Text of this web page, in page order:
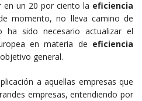
en un 20 por ciento la eficiencia
momento, no lleva camino de
ha sido necesario actualizar el
en materia de eficiencia
general.
a aquellas empresas que
empresas, entendiendo por